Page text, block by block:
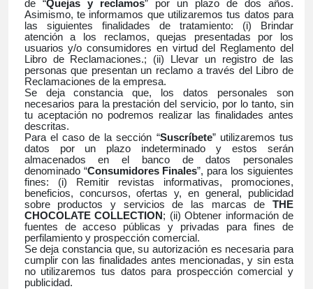
de “Quejas y reclamos” por un plazo de dos años.
Asimismo, te informamos que utilizaremos tus datos para
las siguientes finalidades de tratamiento: (i) Brindar
atención a los reclamos, quejas presentadas por los
usuarios y/o consumidores en virtud del Reglamento del
Libro de Reclamaciones.; (ii) Llevar un registro de las
personas que presentan un reclamo a través del Libro de
Reclamaciones de la empresa.
Se deja constancia que, los datos personales son
necesarios para la prestación del servicio, por lo tanto, sin
tu aceptación no podremos realizar las finalidades antes
descritas.
Para el caso de la sección “Suscríbete” utilizaremos tus
datos por un plazo indeterminado y estos serán
almacenados en el banco de datos personales
denominado “Consumidores Finales”, para los siguientes
fines: (i) Remitir revistas informativas, promociones,
beneficios, concursos, ofertas y, en general, publicidad
sobre productos y servicios de las marcas de THE
CHOCOLATE COLLECTION ; (ii) Obtener información de
fuentes de acceso públicas y privadas para fines de
perfilamiento y prospección comercial.
Se deja constancia que, su autorización es necesaria para
cumplir con las finalidades antes mencionadas, y sin esta
no utilizaremos tus datos para prospección comercial y
publicidad.